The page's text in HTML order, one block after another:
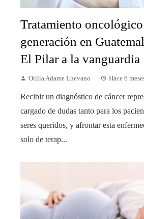
Tratamiento
generación en
El Pilar a la vanguardia
Otilia Adame Luevano Hace 6
Recibir un diagnóstico de cáncer
cargado de dudas tanto para los
seres queridos, y afrontar esta
solo de terap...